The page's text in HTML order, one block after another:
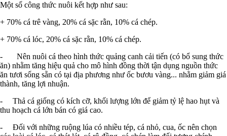
Một số công thức nuôi kết hợp như sau:
+ 70% cá trê vàng, 20% cá sặc rằn, 10% cá chép.
+ 70% cá lóc, 20% cá sặc rằn, 10% cá chép.
- Nên nuôi cá theo hình thức quảng canh cải tiến (có bổ sung thức
ăn) nhằm tăng hiệu quả cho mô hình đồng thời tận dụng nguồn thức
ăn tươi sống sẵn có tại địa phương như ốc bươu vàng... nhằm giảm giá
thành, tăng lợi nhuận.
- Thả cá giống có kích cỡ, khối lượng lớn để giảm tỷ lệ hao hụt và
thu hoạch cá lớn bán có giá cao.
- Đối với những ruộng lúa có nhiều tép, cá nhỏ, cua, ốc nên chọn